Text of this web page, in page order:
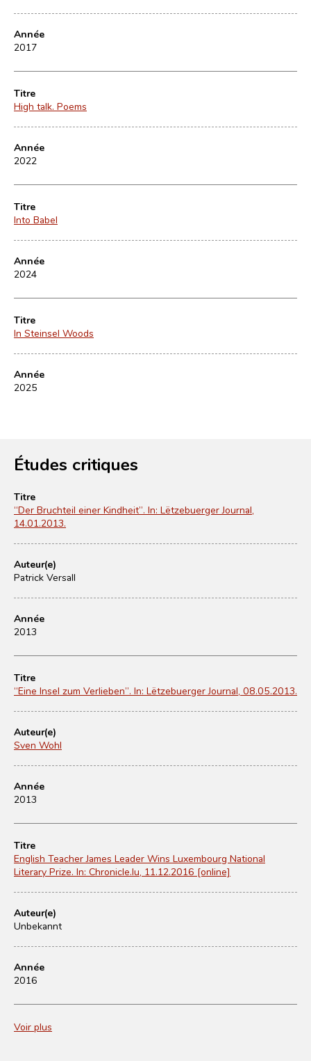
Année
2017
Titre
High talk. Poems
Année
2022
Titre
Into Babel
Année
2024
Titre
In Steinsel Woods
Année
2025
Études critiques
Titre
“Der Bruchteil einer Kindheit”. In: Lëtzebuerger Journal,
14.01.2013.
Auteur(e)
Patrick Versall
Année
2013
Titre
“Eine Insel zum Verlieben”. In: Lëtzebuerger Journal, 08.05.2013.
Auteur(e)
Sven Wohl
Année
2013
Titre
English Teacher James Leader Wins Luxembourg National
Literary Prize. In: Chronicle.lu, 11.12.2016 [online]
Auteur(e)
Unbekannt
Année
2016
Voir plus